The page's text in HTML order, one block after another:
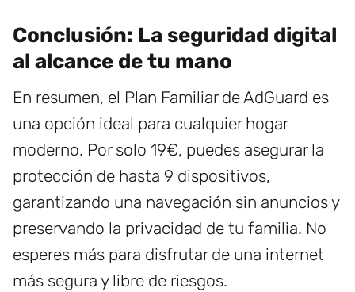
Conclusión: La seguridad digital
al alcance de tu mano
En resumen, el Plan Familiar de AdGuard es
una opción ideal para cualquier hogar
moderno. Por solo 19€, puedes asegurar la
protección de hasta 9 dispositivos,
garantizando una navegación sin anuncios y
preservando la privacidad de tu familia. No
esperes más para disfrutar de una internet
más segura y libre de riesgos.